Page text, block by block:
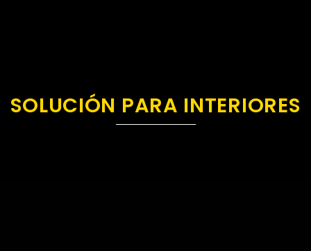
SOLUCIÓN PARA INTERIORES